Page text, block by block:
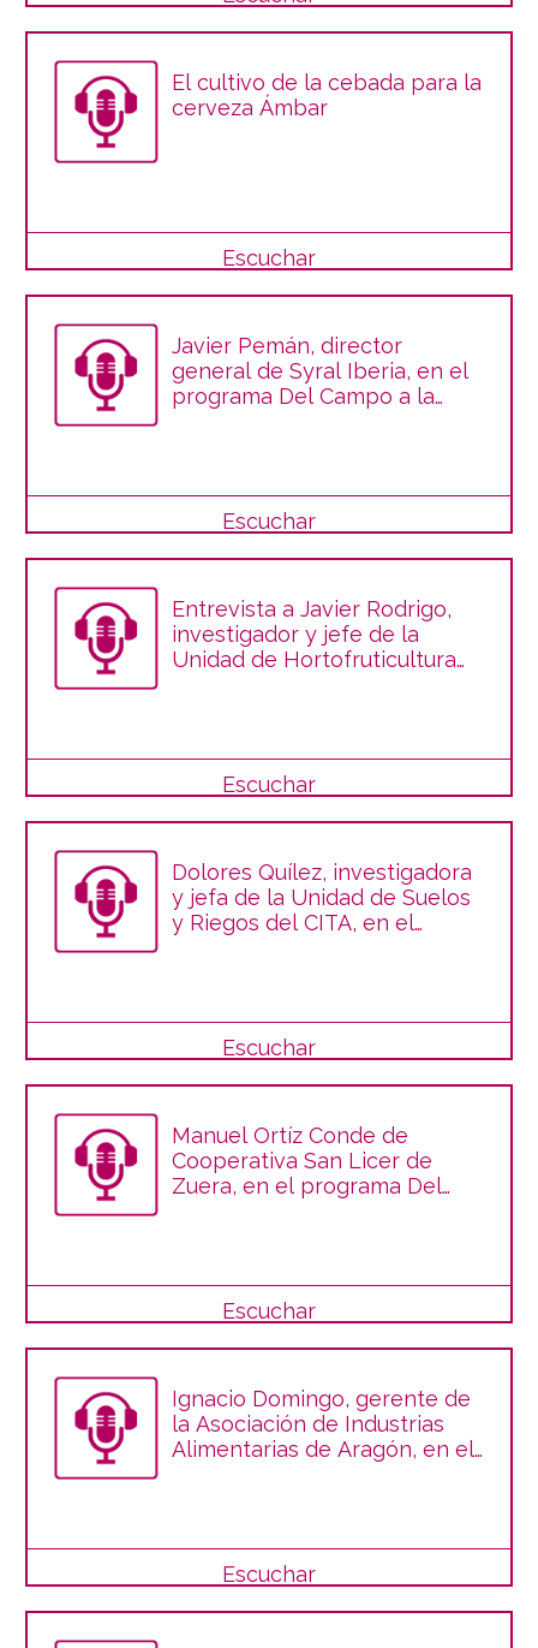
El cultivo de la cebada para la
cerveza Ámbar
Escuchar
Javier Pemán, director
general de Syral Iberia, en el
programa Del Campo a la
Escuchar
Entrevista a Javier Rodrigo,
investigador y jefe de la
Unidad de Hortofruticultura
Escuchar
Dolores Quílez, investigadora
y jefa de la Unidad de Suelos
y Riegos del CITA, en el
Escuchar
Manuel Ortíz Conde de
Cooperativa San Licer de
Zuera, en el programa Del
Escuchar
Ignacio Domingo, gerente de
la Asociación de Industrias
Alimentarias de Aragón, en el
Escuchar